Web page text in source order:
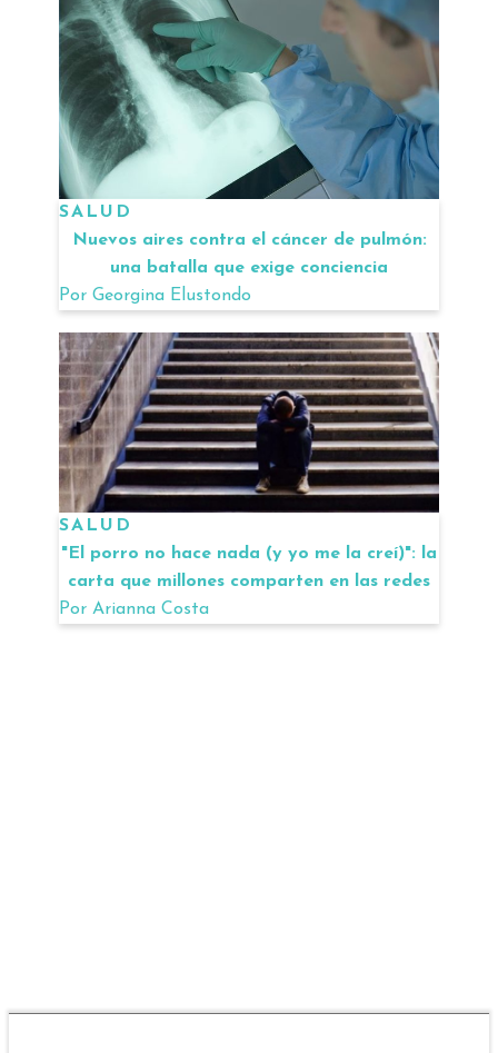
SALUD
Nuevos aires contra el cáncer de pulmón:
una batalla que exige conciencia
Por Georgina Elustondo
SALUD
"El porro no hace nada (y yo me la creí)": la
carta que millones comparten en las redes
Por Arianna Costa